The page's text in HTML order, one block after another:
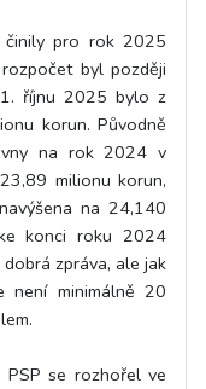
činily pro rok 2025
byl později
říjnu 2025 bylo z
korun. Původně
na rok 2024 v
milionu korun,
na 24,140
konci roku 2024
zpráva, ale jak
minimálně 20
PSP se rozhořel ve